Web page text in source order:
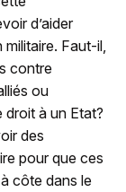
d’aider
Faut-il,
contre
ou
droit à un Etat?
des
pour que ces
côte dans le